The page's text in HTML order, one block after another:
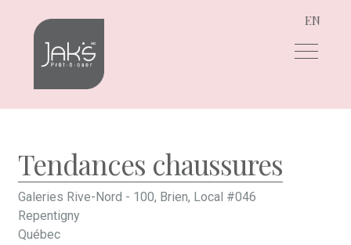
Aller
navigation
Aller
contenu
EN
Tendances chaussures
Galeries Rive-Nord - 100, Brien, Local #046
Repentigny
Québec